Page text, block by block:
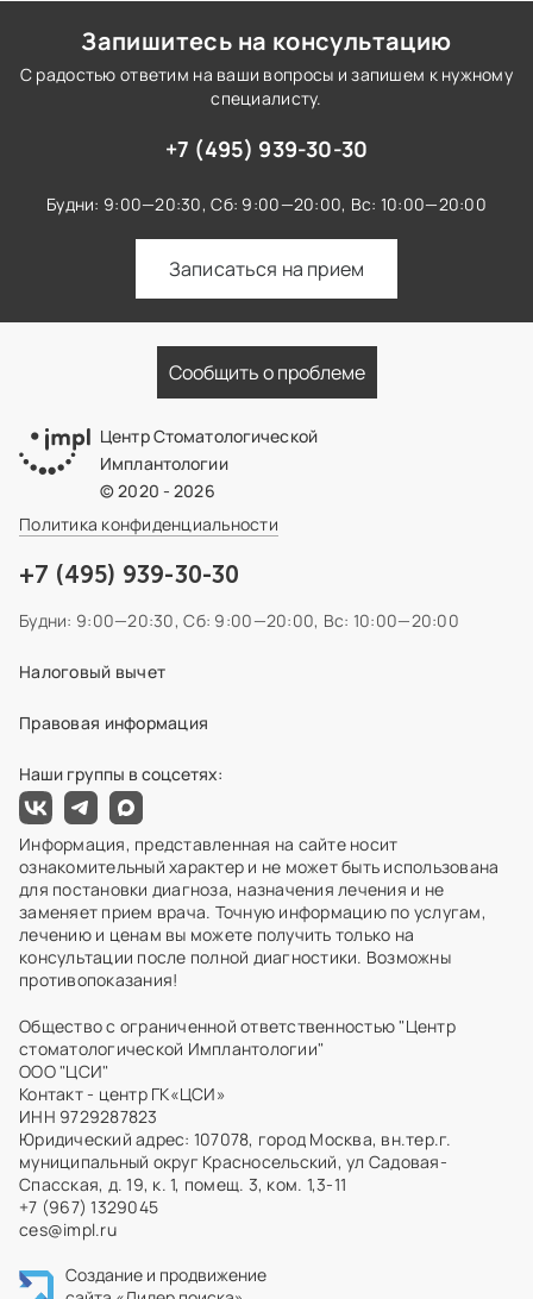
Запишитесь на консультацию
С радостью ответим на ваши вопросы и запишем к нужному
специалисту.
+7 (495) 939-30-30
Будни: 9:00—20:30, Сб: 9:00—20:00, Вс: 10:00—20:00
Записаться на прием
Сообщить о проблеме
Центр Стоматологической
Имплантологии
© 2020 - 2026
Политика конфиденциальности
+7 (495) 939-30-30
Будни: 9:00—20:30, Сб: 9:00—20:00, Вс: 10:00—20:00
Налоговый вычет
Наши группы в соцсетях:
Правовая информация
Информация, представленная на сайте носит
ознакомительный характер и не может быть использована
для постановки диагноза, назначения лечения и не
заменяет прием врача. Точную информацию по услугам,
лечению и ценам вы можете получить только на
консультации после полной диагностики. Возможны
противопоказания!
Общество с ограниченной ответственностью "Центр
стоматологической Имплантологии"
ООО "ЦСИ"
Контакт - центр ГК«ЦСИ»
ИНН 9729287823
Юридический адрес: 107078, город Москва, вн.тер.г.
муниципальный округ Красносельский, ул Садовая-
Спасская, д. 19, к. 1, помещ. 3, ком. 1,3-11
+7 (967) 1329045
ces@impl.ru
Создание и продвижение